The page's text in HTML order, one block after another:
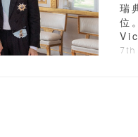
瑞
位
典
7th